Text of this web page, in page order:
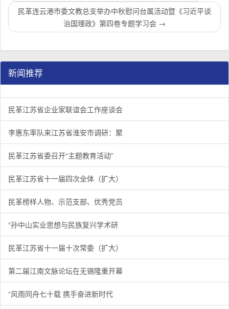
民革连云港市委文教总支举办中秋慰问台属活动暨《习近平谈
治国理政》第四卷专题学习会 →
新闻推荐
民革江苏省企业家联谊会工作座谈会在宁召开
1/3 李惠东率队来江苏省淮安市调研：聚焦民革党员之家建设管
2/3 民革江苏省委召开“主题教育活动” 领导班子民主生活会
3/3
民革江苏省企业家联谊会工作座谈会
李惠东率队来江苏省淮安市调研：聚
民革江苏省委召开“主题教育活动”
民革江苏省十一届四次全体（扩大）
民革榜样人物、示范支部、优秀党员
“孙中山实业思想与民族复兴学术研
民革江苏省十一届十次常委（扩大）
第二届江南文脉论坛在无锡隆重开幕
“风雨同舟七十载 携手奋进新时代